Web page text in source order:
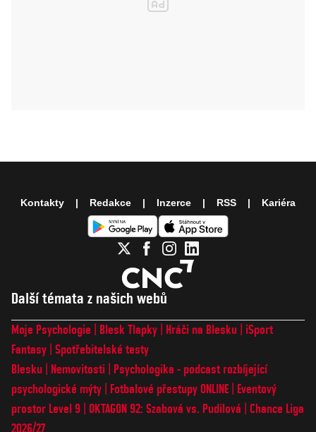
Další témata z našich webů
Moje Psychologie Blesk Tlapky Hráči na Blesku
iSport
Fantasy Spotřebitelské testy
Blesku
Nemovitosti
Psychologika - podcast rozbíjející
psychologické mýty
Fotbalové přestupy ONLINE
Eventový
prostor Level 9 OKTAGON 92: Szabová vs. Pudilová
Chance Liga
2026/27
Kontakty Redakce Inzerce RSS Kariéra